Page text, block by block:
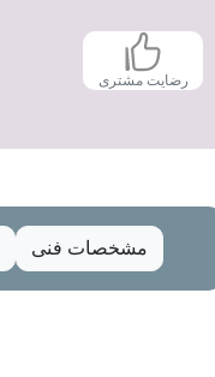
رضایت مشتری
مشخصات فنی